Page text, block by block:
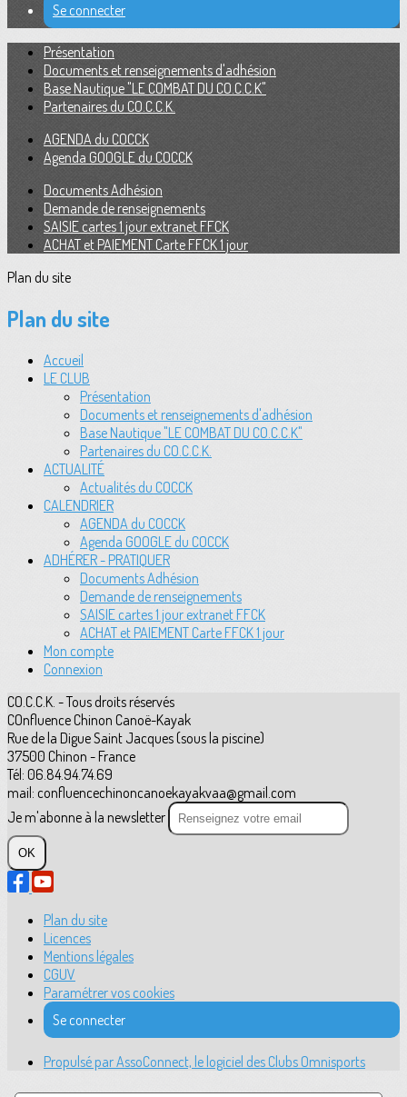
Se connecter
Présentation
Documents et renseignements d'adhésion
Base Nautique "LE COMBAT DU CO.C.C.K"
Partenaires du CO.C.C.K.
AGENDA du COCCK
Agenda GOOGLE du COCCK
Documents Adhésion
Demande de renseignements
SAISIE cartes 1 jour extranet FFCK
ACHAT et PAIEMENT Carte FFCK 1 jour
Plan du site
Plan du site
Accueil
LE CLUB
Présentation
Documents et renseignements d'adhésion
Base Nautique "LE COMBAT DU CO.C.C.K"
Partenaires du CO.C.C.K.
ACTUALITÉ
Actualités du COCCK
CALENDRIER
AGENDA du COCCK
Agenda GOOGLE du COCCK
ADHÉRER - PRATIQUER
Documents Adhésion
Demande de renseignements
SAISIE cartes 1 jour extranet FFCK
ACHAT et PAIEMENT Carte FFCK 1 jour
Mon compte
Connexion
CO.C.C.K. - Tous droits réservés
COnfluence Chinon Canoë-Kayak
Rue de la Digue Saint Jacques (sous la piscine)
37500 Chinon - France
Tél: 06.84.94.74.69
mail: confluencechinoncanoekayakvaa@gmail.com
Je m'abonne à la newsletter
OK
Plan du site
Licences
Mentions légales
CGUV
Paramétrer vos cookies
Se connecter
Propulsé par AssoConnect, le logiciel des Clubs Omnisports